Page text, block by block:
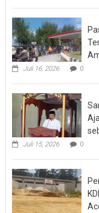
Juli 16, 2026 0
Juli 15, 2026 0